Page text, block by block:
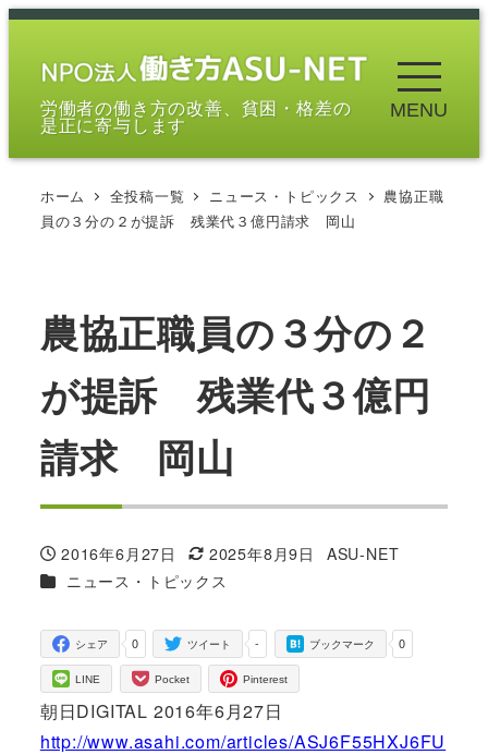
メ
労働者の働き方の改善、貧困・格差の
是正に寄与します
MENU
ホーム 全投稿一覧 ニュース・トピックス
農協正職
員の３分の２が提訴 残業代３億円請求 岡山
農協正職員の３分の２
が提訴 残業代３億円
請求 岡山
投稿日
2016年6月27日
更新日
2025年8月9日
著
ASU-NET
カテゴリー
ニュース・トピックス
0
シェア -
ツイート 0
ブックマーク
LINE Pocket Pinterest
朝日DIGITAL 2016年6月27日
http://www.asahi.com/articles/ASJ6F55HXJ6FU